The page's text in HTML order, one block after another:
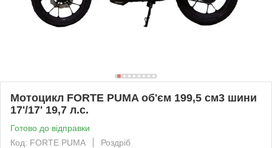
Мотоцикл FORTE PUMA об'єм 199,5 см3 шини
17'/17' 19,7 л.с.
Готово до відправки
Код: FORTE PUMA
Роздріб